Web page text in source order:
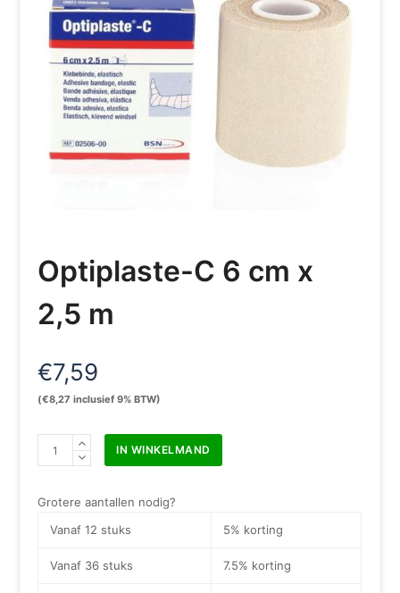
Optiplaste-C 6 cm x
2,5 m
€7,59
(€8,27 inclusief 9% BTW)
Optiplaste-
cm
2,5
aantal
IN WINKELMAND
Grotere aantallen nodig?
Vanaf 12 stuks
5% korting
Vanaf 36 stuks 7.5% korting